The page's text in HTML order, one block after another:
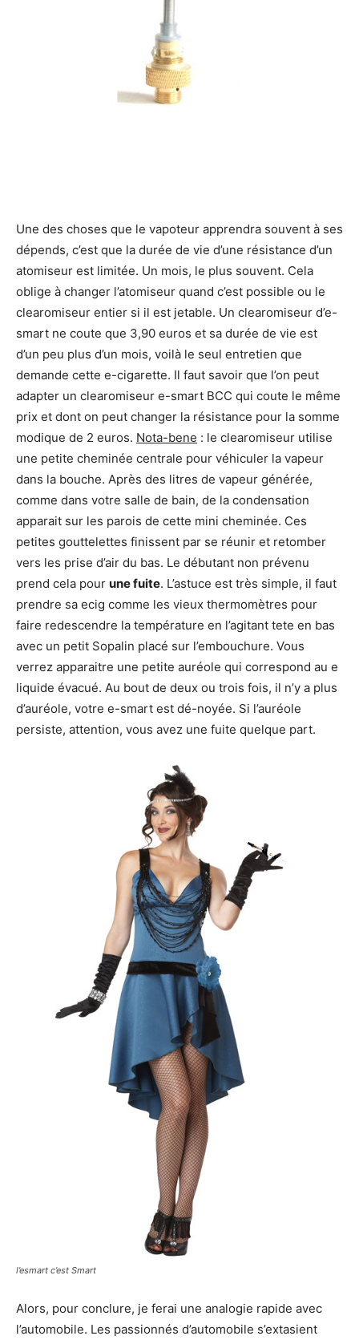
Une des choses que le vapoteur apprendra souvent à ses
dépends, c’est que la durée de vie d’une résistance d’un
atomiseur est limitée. Un mois, le plus souvent. Cela
oblige à changer l’atomiseur quand c’est possible ou le
clearomiseur entier si il est jetable. Un clearomiseur d’e-
smart ne coute que 3,90 euros et sa durée de vie est
d’un peu plus d’un mois, voilà le seul entretien que
demande cette e-cigarette. Il faut savoir que l’on peut
adapter un clearomiseur e-smart BCC qui coute le même
prix et dont on peut changer la résistance pour la somme
modique de 2 euros. Nota-bene : le clearomiseur utilise
une petite cheminée centrale pour véhiculer la vapeur
dans la bouche. Après des litres de vapeur générée,
comme dans votre salle de bain, de la condensation
apparait sur les parois de cette mini cheminée. Ces
petites gouttelettes finissent par se réunir et retomber
vers les prise d’air du bas. Le débutant non prévenu
prend cela pour une fuite. L’astuce est très simple, il faut
prendre sa ecig comme les vieux thermomètres pour
faire redescendre la température en l’agitant tete en bas
avec un petit Sopalin placé sur l’embouchure. Vous
verrez apparaitre une petite auréole qui correspond au e
liquide évacué. Au bout de deux ou trois fois, il n’y a plus
d’auréole, votre e-smart est dé-noyée. Si l’auréole
persiste, attention, vous avez une fuite quelque part.
l’esmart c’est Smart
Alors, pour conclure, je ferai une analogie rapide avec
l’automobile. Les passionnés d’automobile s’extasient